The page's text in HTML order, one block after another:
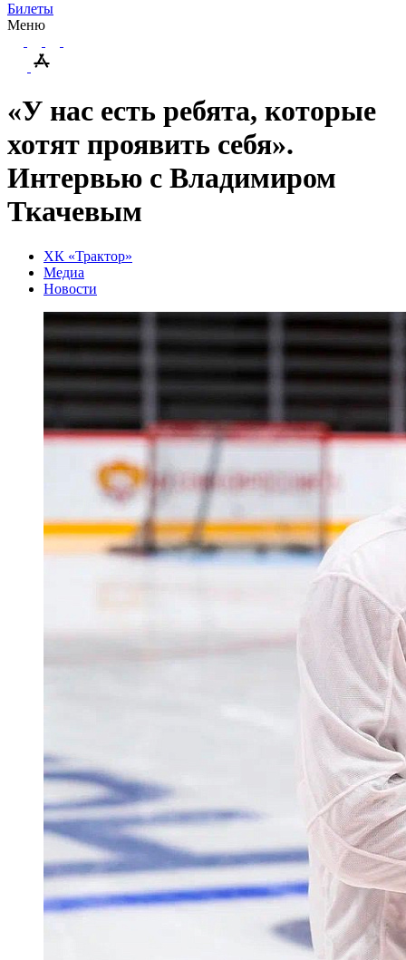
Билеты
Меню
«У нас есть ребята, которые
хотят проявить себя».
Интервью с Владимиром
Ткачевым
ХК «Трактор»
Медиа
Новости